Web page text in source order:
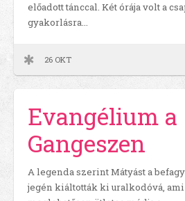
előadott tánccal. Két órája volt a
gyakorlásra…
26 OKT
Evangélium a
Gangeszen
A legenda szerint Mátyást a
jegén kiáltották ki uralkodóvá, ami